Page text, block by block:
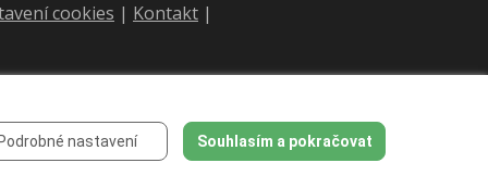
cookies | Kontakt |
Podrobné nastavení Souhlasím a pokračovat